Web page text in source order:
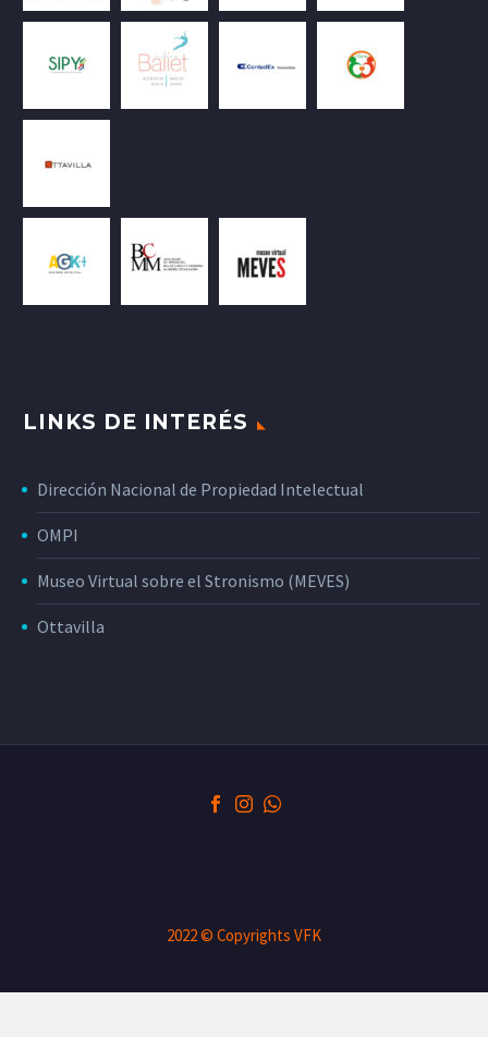
LINKS DE INTERÉS
Dirección Nacional de Propiedad Intelectual
OMPI
Museo Virtual sobre el Stronismo (MEVES)
Ottavilla
2022 © Copyrights VFK